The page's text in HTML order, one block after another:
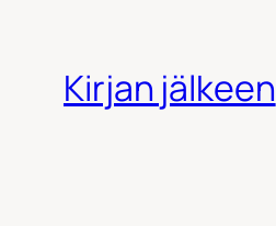
Kirjan jälkeen